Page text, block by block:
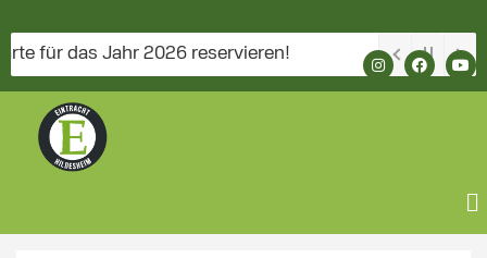
das Jahr 2026 reservieren!